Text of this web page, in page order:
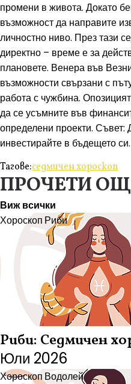
промени в живота. Докато
възможност да направите
личностно ниво. През тази
директно – време е за
плановете. Венера във
възможности свързани с
работа с чужбина.
да се усъмните във
определени проекти. Съвет:
инвестирайте в бъдещето си.
Тагове:седмичен хороскоп
ПРОЧЕТИ
Виж всички
Хороскоп Риби
Риби: Седмичен
Юли 2026
ХороскопВодолей